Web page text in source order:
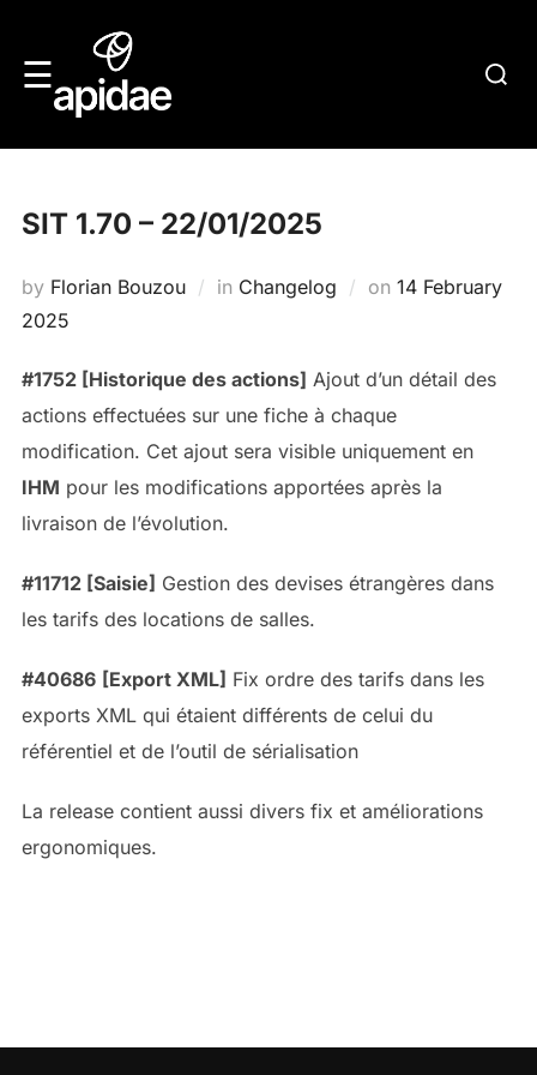
content
☰
Search
SIT 1.70 – 22/01/2025
by Florian Bouzou in Changelog on Posted
14 February
2025
#1752 [Historique des actions] Ajout d’un détail des
actions effectuées sur une fiche à chaque
modification. Cet ajout sera visible uniquement en
IHM pour les modifications apportées après la
livraison de l’évolution.
#11712 [Saisie] Gestion des devises étrangères dans
les tarifs des locations de salles.
#40686 [Export XML] Fix ordre des tarifs dans les
exports XML qui étaient différents de celui du
référentiel et de l’outil de sérialisation
La release contient aussi divers fix et améliorations
ergonomiques.